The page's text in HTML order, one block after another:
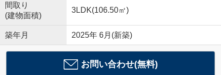
間取り
(建物面積)
3LDK(106.50㎡)
築年月 2025年 6月(新築)
お問い合わせ(無料)